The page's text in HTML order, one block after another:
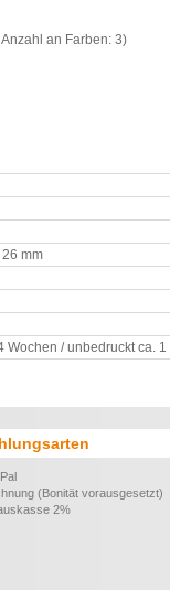
an Farben: 3)
mm
Wochen / unbedruckt ca. 1
(Bonität vorausgesetzt)
2%